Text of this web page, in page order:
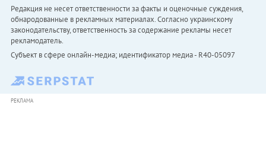
Редакция не несет ответственности за факты и оценочные суждения,
обнародованные в рекламных материалах. Согласно украинскому
законодательству, ответственность за содержание рекламы несет
рекламодатель.
Субъект в сфере онлайн-медиа; идентификатор медиа - R40-05097
РЕКЛАМА